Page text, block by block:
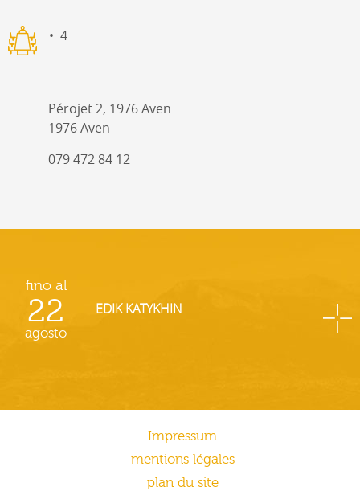
4
Pérojet 2, 1976 Aven
1976 Aven
079 472 84 12
fino al
22
agosto
EDIK KATYKHIN
Impressum
mentions légales
plan du site